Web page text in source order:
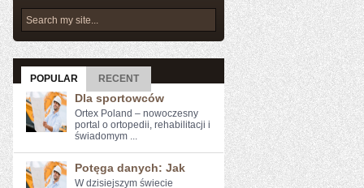
POPULAR RECENT
Dla sportowców
Ortex Poland – nowoczesny
portal o ortopedii, rehabilitacji i
świadomym ...
Potęga danych: Jak
W dzisiejszym świecie